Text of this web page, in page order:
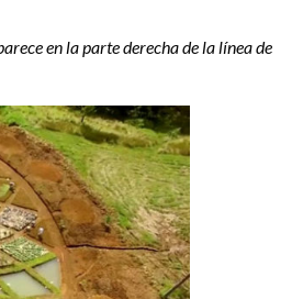
en la parte derecha de la línea de